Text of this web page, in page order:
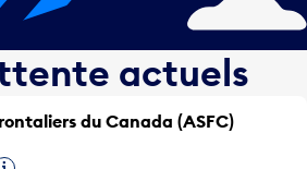
actuels
du Canada (ASFC)